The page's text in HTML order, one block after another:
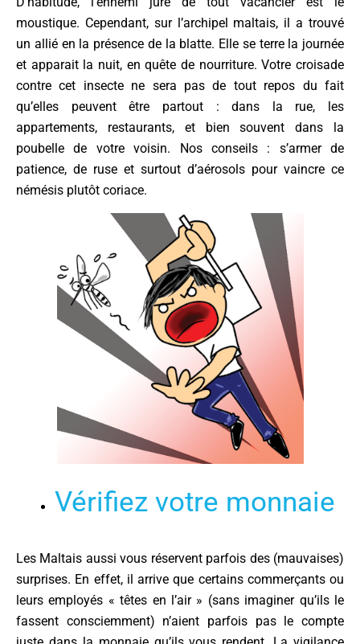
moustique. Cependant, sur l’archipel maltais, il a trouvé
un allié en la présence de la blatte. Elle se terre la journée
et apparait la nuit, en quête de nourriture. Votre croisade
contre cet insecte ne sera pas de tout repos du fait
qu’elles peuvent être partout : dans la rue, les
appartements, restaurants, et bien souvent dans la
poubelle de votre voisin. Nos conseils : s’armer de
patience, de ruse et surtout d’aérosols pour vaincre ce
némésis plutôt coriace.
Vérifiez votre monnaie
Les Maltais aussi vous réservent parfois des (mauvaises)
surprises. En effet, il arrive que certains commerçants ou
leurs employés « têtes en l’air » (sans imaginer qu’ils le
fassent consciemment) n’aient parfois pas le compte